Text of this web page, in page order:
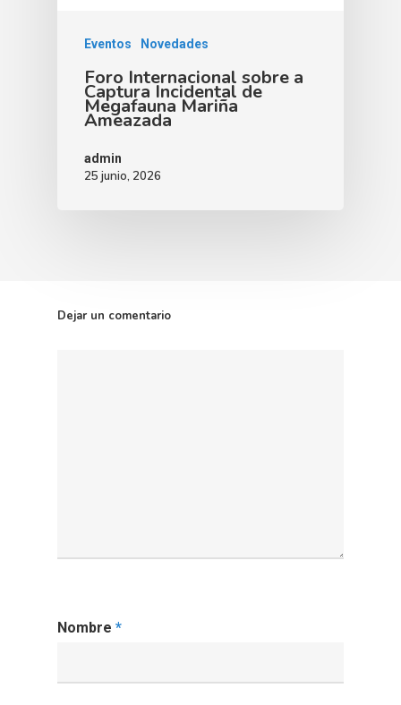
Eventos Novedades
Foro Internacional sobre a
Captura Incidental de
Megafauna Mariña
Ameazada
admin
25 junio, 2026
Dejar un comentario
Nombre *